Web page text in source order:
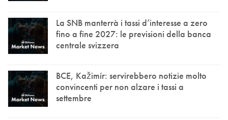
La SNB manterrà i tassi d’interesse a zero
fino a fine 2027: le previsioni della banca
centrale svizzera
BCE, Kažimír: servirebbero notizie molto
convincenti per non alzare i tassi a
settembre